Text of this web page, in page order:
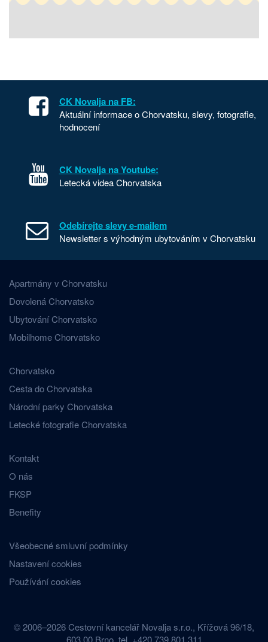
CK Novalja na FB:
Aktuální informace o Chorvatsku, slevy, fotografie,
hodnocení
CK Novalja na Youtube:
Letecká videa Chorvatska
Odebírejte slevy e-mailem
Newsletter s výhodným ubytováním v Chorvatsku
Apartmány v Chorvatsku
Dovolená Chorvatsko
Ubytování Chorvatsko
Mobilhome Chorvatsko
Chorvatsko
Cesta do Chorvatska
Národní parky Chorvatska
Letecké fotografie Chorvatska
Kontakt
O nás
FKSP
Benefity
Všeobecné smluvní podmínky
Nastavení cookies
Používání cookies
© 2006–2026 Cestovní kancelář Novalja s.r.o., Křížová 96/18,
603 00 Brno, tel. +420 739 801 311